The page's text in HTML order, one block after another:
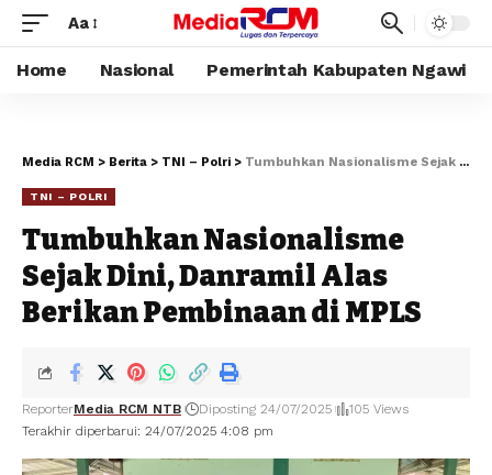
Aa
Home Nasional Pemerintah Kabupaten Ngawi
Media RCM > Berita > TNI – Polri > Tumbuhkan Nasionalisme Sejak Dini, Danramil Alas Berikan Pembinaan di MPLS
TNI – POLRI
Tumbuhkan Nasionalisme
Sejak Dini, Danramil Alas
Berikan Pembinaan di MPLS
Terakhir diperbarui: 24/07/2025 4:08 pm
ReporterMedia RCM NTB Diposting 24/07/2025 105 Views